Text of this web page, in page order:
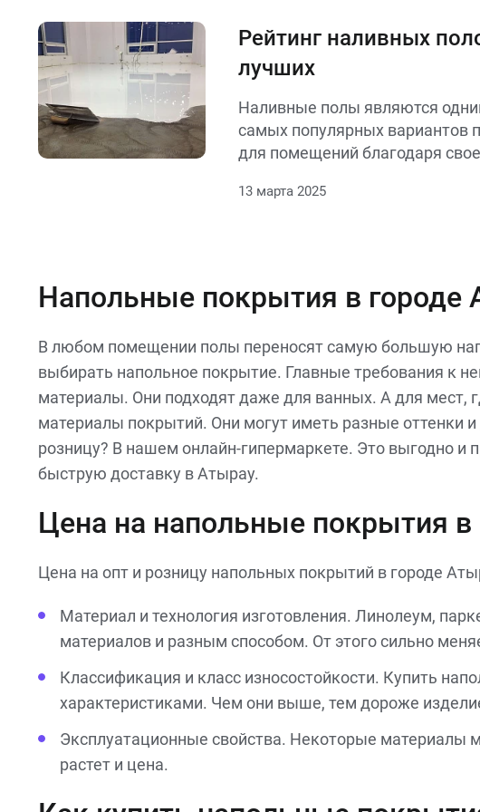
избежать лишних затрат и
Рейтинг наливных
лучших
Наливные полы являются
самых популярных вариантов
для помещений благодаря
ухода. В этом обзоре мы
13 марта 2025
Напольные покрытия в городе
В любом помещении полы переносят самую большую
выбирать напольное покрытие. Главные требования к
материалы. Они подходят даже для ванных. А для мест,
материалы покрытий. Они могут иметь разные оттенки
розницу? В нашем онлайн-гипермаркете. Это выгодно
быструю доставку в Атырау.
Цена на напольные покрытия в
Цена на опт и розницу напольных покрытий в городе
Материал и технология изготовления. Линолеум,
материалов и разным способом. От этого сильно
Классификация и класс износостойкости. Купить
характеристиками. Чем они выше, тем дороже
Эксплуатационные свойства. Некоторые материалы
растет и цена.